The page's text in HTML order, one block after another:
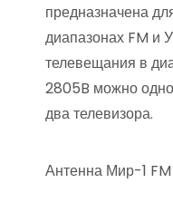
предназначена
диапазонах FM и
телевещания в
2805B можно
два телевизора.
Антенна Мир-1